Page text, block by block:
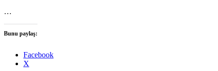
…
Bunu paylaş:
Facebook
X